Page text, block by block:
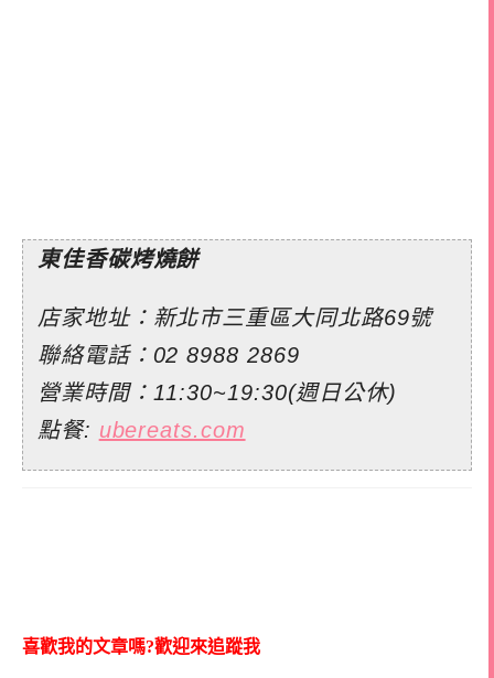
東佳香碳烤燒餅
店家地址：新北市三重區大同北路69號
聯絡電話： 02 8988 2869
營業時間：11:30~19:30(週日公休)
點餐: ubereats.com
喜歡我的文章嗎?歡迎來追蹤我